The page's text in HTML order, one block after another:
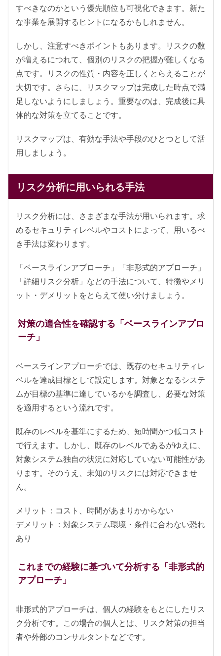
すべきなのかという優先順位も可視化できます。新た
な事業を展開するヒントになるかもしれません。
しかし、注意すべきポイントもあります。リスクの数
が増えるにつれて、個別のリスクの把握が難しくなる
点です。リスクの性質・内容を正しくとらえることが
大切です。さらに、リスクマップは完成した時点で満
足しないようにしましょう。重要なのは、完成後に具
体的な対策を立てることです。
リスクマップは、有効な手法や手段のひとつとして活
用しましょう。
リスク分析に用いられる手法
リスク分析には、さまざまな手法が用いられます。求
めるセキュリティレベルやコストによって、用いるべ
き手法は変わります。
「ベースラインアプローチ」「非形式的アプローチ」
「詳細リスク分析」などの手法について、特徴やメリ
ット・デメリットをとらえて使い分けましょう。
対策の適合性を確認する「ベースラインアプロ
ーチ」
ベースラインアプローチでは、既存のセキュリティレ
ベルを達成目標として設定します。対象となるシステ
ムが目標の基準に達しているかを調査し、必要な対策
を適用するという流れです。
既存のレベルを基準にするため、短時間かつ低コスト
で行えます。しかし、既存のレベルであるがゆえに、
対象システム独自の状況に対応していない可能性があ
ります。そのうえ、未知のリスクには対応できませ
ん。
メリット：コスト、時間があまりかからない
デメリット：対象システム環境・条件に合わない恐れ
あり
これまでの経験に基づいて分析する「非形式的
アプローチ」
非形式的アプローチは、個人の経験をもとにしたリス
ク分析です。この場合の個人とは、リスク対策の担当
者や外部のコンサルタントなどです。